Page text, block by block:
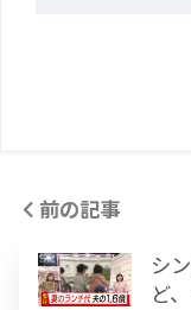
前の記事
シ
ど